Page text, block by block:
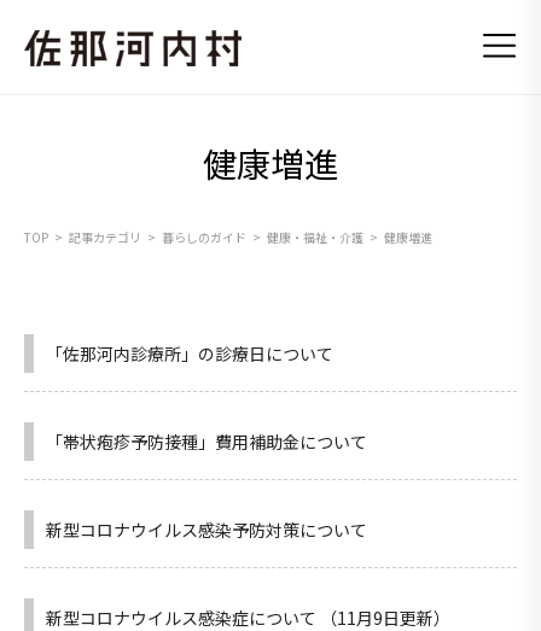
健康増進
TOP 記事カテゴリ 暮らしのガイド 健康・福祉・介護 健康増進
「佐那河内診療所」の診療日について
「帯状疱疹予防接種」費用補助金について
新型コロナウイルス感染予防対策について
新型コロナウイルス感染症について （11月9日更新）